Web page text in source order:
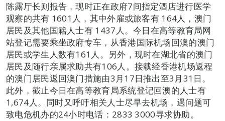
陈露厅长则报告，现时正在政府7间指定酒店进行医学
观察的共有 1601人，其中外雇或旅客有 164人，澳门
居民及其他国籍人士有 1437人。今日在高等教育局网
站登记需要乘坐政府专车，从香港国际机场回澳的澳门
居民或学生人数有161人。另外，现时在湖北省的澳门
居民及随行亲属求助共有106人。接载经香港机场返程
的澳门居民返回澳门措施由3月17日推出至3月31日。
此外，截止今日在高等教育局系统登记回澳的人士有
1,674人。同时又呼吁相关人士尽早去机场，遇问题可
致电危机办的24小时电话：2833 3000寻求协助。